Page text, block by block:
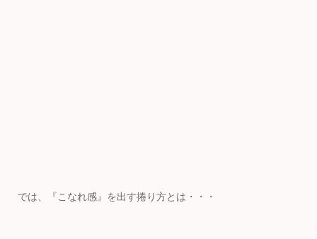
では、『こなれ感』を出す捲り方とは・・・